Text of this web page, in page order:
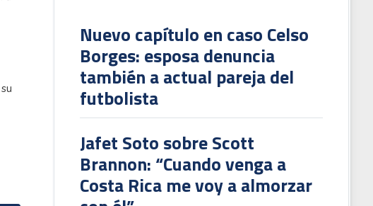
Nuevo capítulo en caso Celso
Borges: esposa denuncia
también a actual pareja del
futbolista
Jafet Soto sobre Scott
Brannon: “Cuando venga a
Costa Rica me voy a almorzar